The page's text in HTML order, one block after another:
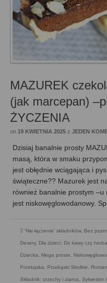
MAZUREK
(jak marcepan)
ŻYCZENIA
on 19 KWIETNIA 2025 z JEDEN
Dzisiaj banalnie prosty
masą, która w smaku
jest obłędnie wciągająca i
świąteczne?? Mazurek jest
również banalnie prostym
jest niskowęglowodanowy.
'Nie-łączenie' składników, Bez
Desery, Dla dzieci, Do kawy czy
Dziecka, Mega proste,
Przekąska, Przekąski Słodkie,
Składnik: orzechy i ziarna, Sylwester